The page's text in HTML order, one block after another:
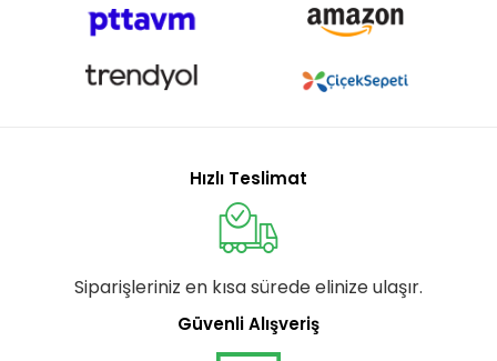
Hızlı Teslimat
Siparişleriniz en kısa sürede elinize ulaşır.
Güvenli Alışveriş